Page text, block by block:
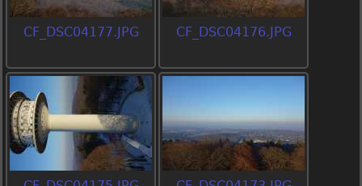
CF_DSC04177.JPG CF_DSC04176.JPG